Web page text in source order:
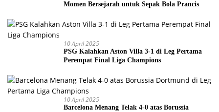
Momen Bersejarah untuk Sepak Bola Prancis
10 April 2025
PSG Kalahkan Aston Villa 3-1 di Leg Pertama
Perempat Final Liga Champions
10 April 2025
Barcelona Menang Telak 4-0 atas Borussia